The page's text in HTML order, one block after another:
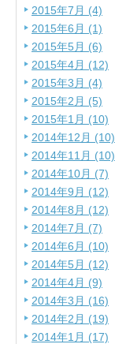
2015年7月 (4)
2015年6月 (1)
2015年5月 (6)
2015年4月 (12)
2015年3月 (4)
2015年2月 (5)
2015年1月 (10)
2014年12月 (10)
2014年11月 (10)
2014年10月 (7)
2014年9月 (12)
2014年8月 (12)
2014年7月 (7)
2014年6月 (10)
2014年5月 (12)
2014年4月 (9)
2014年3月 (16)
2014年2月 (19)
2014年1月 (17)